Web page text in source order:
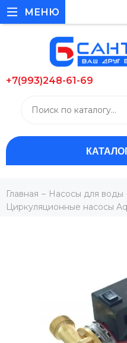
+7(993)248-61-69
МЕНЮ
Главная Насосы для воды
Циркуляционные насосы